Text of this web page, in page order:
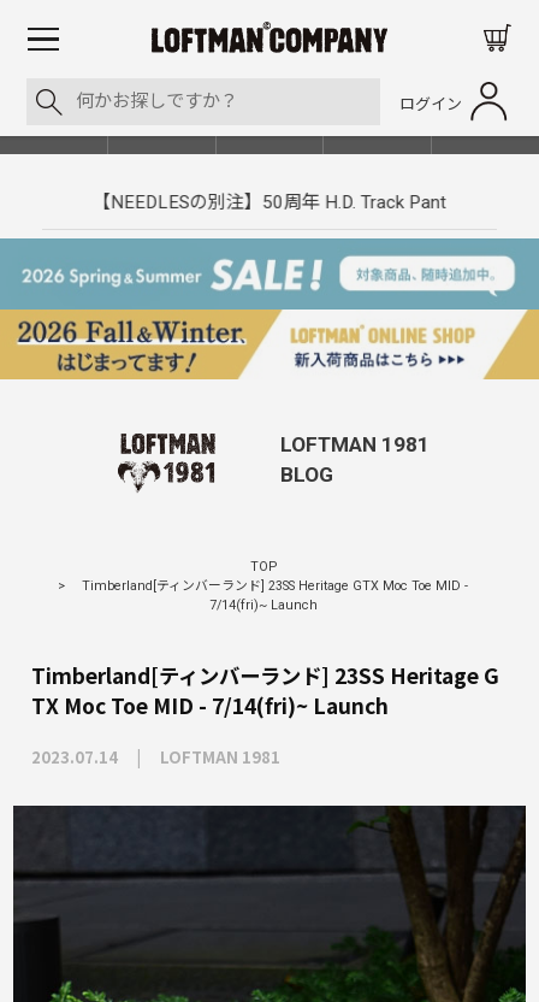
ログイン
SHOP LIST
【NEEDLESの別注】50周年 H.D. Track Pant
LOFTMAN 1981
BLOG
TOP
>
Timberland[ティンバーランド] 23SS Heritage GTX Moc Toe MID -
7/14(fri)~ Launch
Timberland[ティンバーランド] 23SS Heritage G
TX Moc Toe MID - 7/14(fri)~ Launch
2023.07.14 LOFTMAN 1981